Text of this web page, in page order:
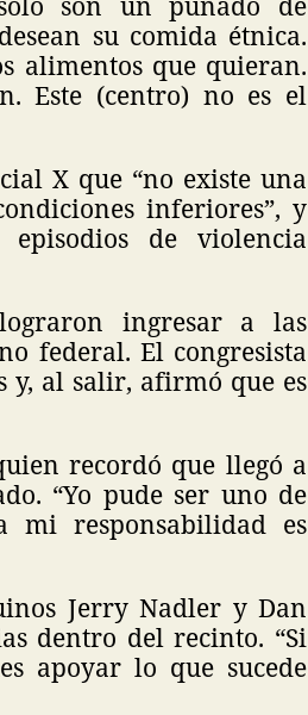
su comida étnica.
alimentos que quieran.
Este (centro) no es el
X que “no existe una
inferiores”, y
de violencia
ingresar a las
federal. El congresista
y, al salir, afirmó que es
recordó que llegó a
“Yo pude ser uno de
mi responsabilidad es
Jerry Nadler y Dan
dentro del recinto. “Si
apoyar lo que sucede